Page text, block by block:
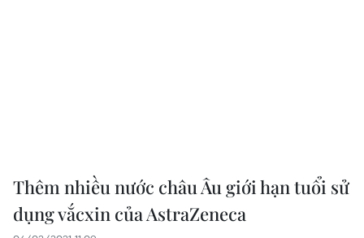
Thêm nhiều nước châu Âu giới hạn tuổi sử
dụng vắcxin của AstraZeneca